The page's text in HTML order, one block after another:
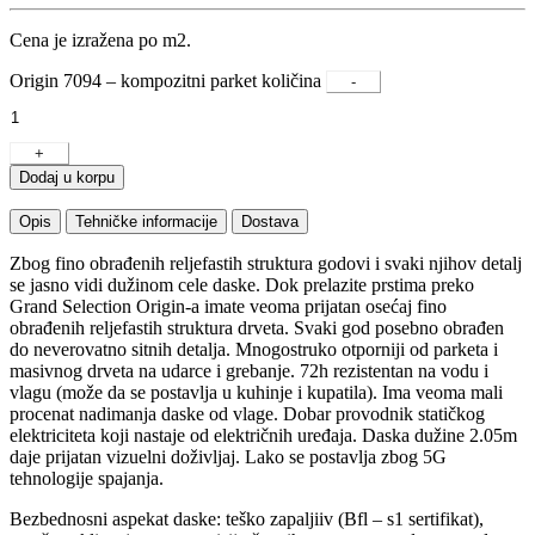
Cena je izražena po m2.
Origin 7094 – kompozitni parket količina
-
+
Dodaj u korpu
Opis Tehničke informacije Dostava
Zbog fino obrađenih reljefastih struktura godovi i svaki njihov detalj
se jasno vidi dužinom cele daske. Dok prelazite prstima preko
Grand Selection Origin-a imate veoma prijatan osećaj fino
obrađenih reljefastih struktura drveta. Svaki god posebno obrađen
do neverovatno sitnih detalja. Mnogostruko otporniji od parketa i
masivnog drveta na udarce i grebanje. 72h rezistentan na vodu i
vlagu (može da se postavlja u kuhinje i kupatila). Ima veoma mali
procenat nadimanja daske od vlage. Dobar provodnik statičkog
elektriciteta koji nastaje od električnih uređaja. Daska dužine 2.05m
daje prijatan vizuelni doživljaj. Lako se postavlja zbog 5G
tehnologije spajanja.
Bezbednosni aspekat daske: teško zapaljiiv (Bfl – s1 sertifikat),